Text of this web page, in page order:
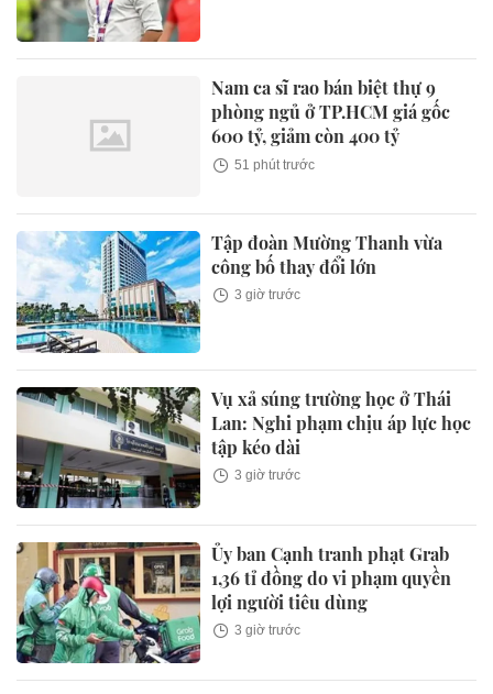
Nam ca sĩ rao bán biệt thự 9
phòng ngủ ở TP.HCM giá gốc
600 tỷ, giảm còn 400 tỷ
51 phút trước
Tập đoàn Mường Thanh vừa
công bố thay đổi lớn
3 giờ trước
Vụ xả súng trường học ở Thái
Lan: Nghi phạm chịu áp lực học
tập kéo dài
3 giờ trước
Ủy ban Cạnh tranh phạt Grab
1,36 tỉ đồng do vi phạm quyền
lợi người tiêu dùng
3 giờ trước